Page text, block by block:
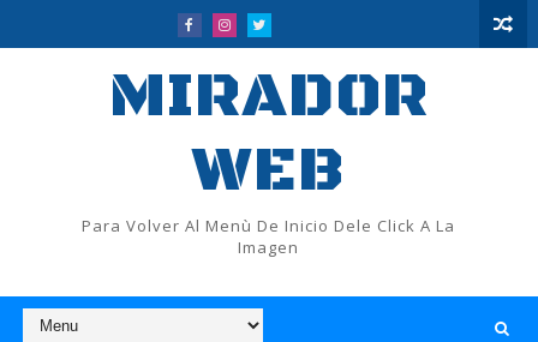
MIRADOR
WEB
Para Volver Al Menù De Inicio Dele Click A La
Imagen